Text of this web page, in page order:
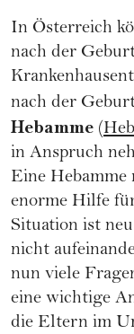
In Österreich
nach der
nach der
Hebamme (
in Anspruch
Eine
enorme Hilfe
Situation ist
nicht
nun viele
eine wichtige
die Eltern im